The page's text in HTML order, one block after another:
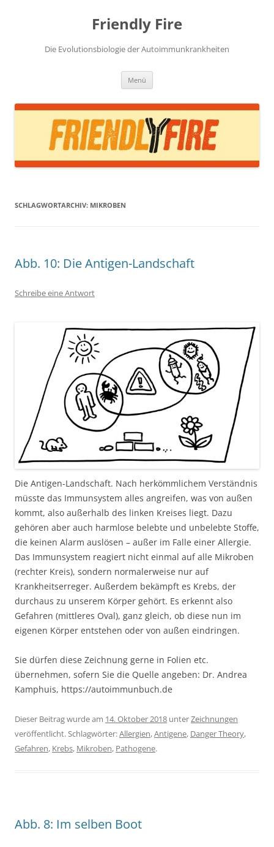
Friendly Fire
Die Evolutionsbiologie der Autoimmunkrankheiten
Menü
SCHLAGWORTARCHIV: MIKROBEN
Abb. 10: Die Antigen-Landschaft
Schreibe eine Antwort
Die Antigen-Landschaft. Nach herkömmlichem Verständnis
müsste das Immunsystem alles angreifen, was von außen
kommt, also außerhalb des linken Kreises liegt. Dazu
gehören aber auch harmlose belebte und unbelebte Stoffe,
die keinen Alarm auslösen – außer im Falle einer Allergie.
Das Immunsystem reagiert nicht einmal auf alle Mikroben
(rechter Kreis), sondern normalerweise nur auf
Krankheitserreger. Außerdem bekämpft es Krebs, der
durchaus zu unserem Körper gehört. Es erkennt also
Gefahren (mittleres Oval), ganz gleich, ob diese nun im
eigenen Körper entstehen oder von außen eindringen.
Sie dürfen diese Zeichnung gerne in Folien etc.
übernehmen, sofern Sie die Quelle angeben: Dr. Andrea
Kamphuis, https://autoimmunbuch.de
Dieser Beitrag wurde am 14. Oktober 2018 unterZeichnungen
veröffentlicht. Schlagwörter:Allergien,Antigene, Danger Theory,
Gefahren, Krebs, Mikroben, Pathogene.
Abb. 8: Im selben Boot